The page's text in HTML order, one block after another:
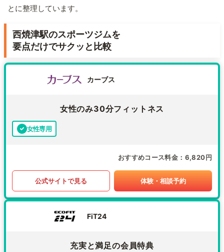
とに整理しています。
西焼津駅のスポーツジムを
要点だけでサクッと比較
カーブス
女性のみ30分フィットネス
女性専用
おすすめコース料金 6,820円
公式サイトで見る 体験・相談予約
FiT24
充実と満足の会員特典